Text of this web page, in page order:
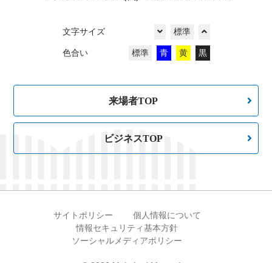
文字サイズ 標準
色合い 標準 青 黄 黒
来場者TOP
ビジネスTOP
サイトポリシー
個人情報について
情報セキュリティ基本方針
ソーシャルメディアポリシー